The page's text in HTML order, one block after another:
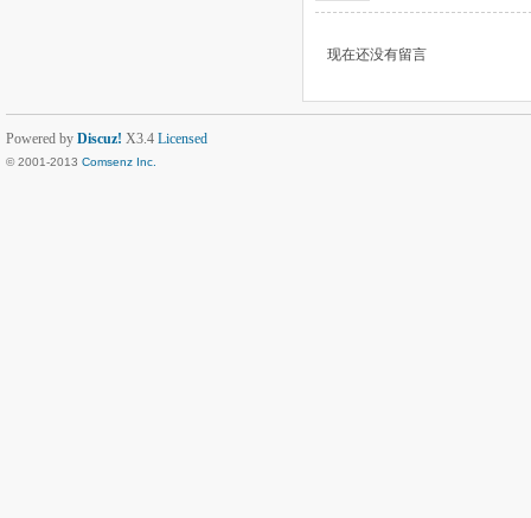
现在还没有留言
Powered by Discuz! X3.4 Licensed
© 2001-2013 Comsenz Inc.